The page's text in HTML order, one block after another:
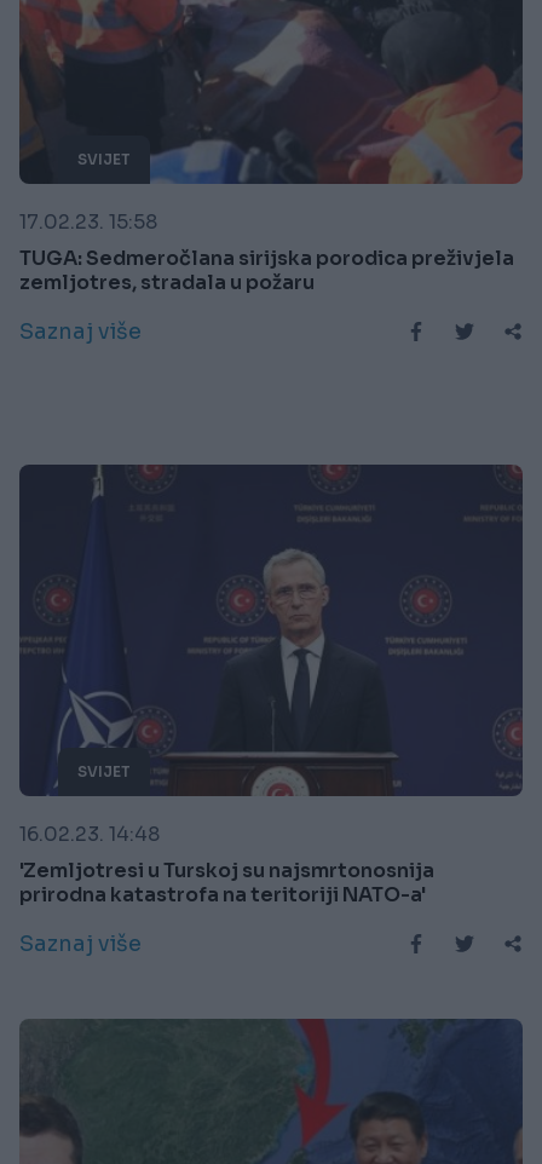
SVIJET
17.02.23. 15:58
TUGA: Sedmeročlana sirijska porodica preživjela
zemljotres, stradala u požaru
Saznaj više
SVIJET
16.02.23. 14:48
'Zemljotresi u Turskoj su najsmrtonosnija
prirodna katastrofa na teritoriji NATO-a'
Saznaj više